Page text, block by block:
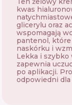
kwas
glicerylu oraz
wspomagają
pantenol,
naskórku i
Lekka i szybko
zapewnia
po aplikacji.
odpowiedni